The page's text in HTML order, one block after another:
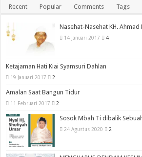
Recent Popular Comments Tags
Nasehat-Nasehat KH.
14 Januari 2017 4
Ketajaman Hati Kiai Syamsuri Dahlan
19 Januari 2017 2
Amalan Saat Bangun Tidur
11 Februari 2017 2
Sosok Mbah Ti dibalik
24 Agustus 2020 2